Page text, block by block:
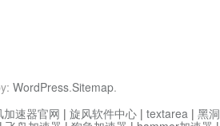
WordPress.Sitemap.
加速器官网 | 旋风软件中心 | textarea | 黑